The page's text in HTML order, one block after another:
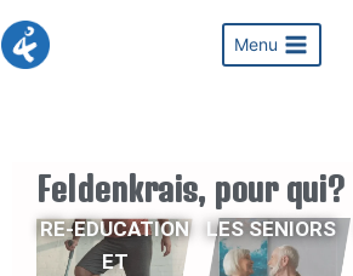
Menu
Feldenkrais, pour
RE-EDUCATION
ET
LES SENIORS